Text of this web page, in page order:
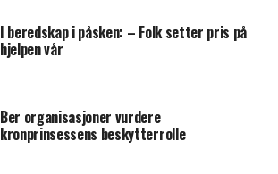
I beredskap i påsken: – Folk setter pris på
hjelpen vår
Ber organisasjoner vurdere
kronprinsessens beskytterrolle